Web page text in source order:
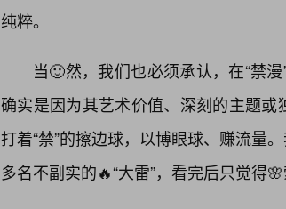
纯粹。
当🙂然，我们也必须承认，在“禁
确实是因为其艺术价值、深刻的主题或
打着“禁”的擦边球，以博眼球、赚流量
多名不副实的🔥“大雷”，看完后只觉得